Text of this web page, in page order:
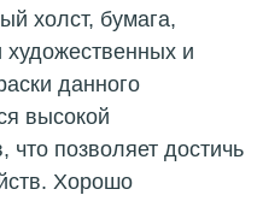
холст, бумага,
и
данного
высокой
что позволяет достичь
Хорошо